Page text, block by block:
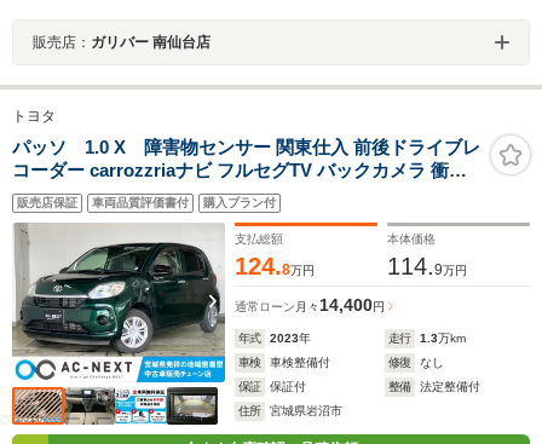
販売店： ガリバー 南仙台店
トヨタ
パッソ 1.0 X 障害物センサー 関東仕入 前後ドライブレ
コーダー carrozzriaナビ フルセグTV バックカメラ 衝突
被害軽減ブレーキ 横滑り防止 HDMI スマートキー オート
ハイビーム ETC オートライト DVD再生
販売店保証 車両品質評価書付 購入プラン付
支払総額
124.8万円
本体価格
114.9万円
通常ローン 月々 14,400円
年式 2023年 走行 1.3万km
車検
車検整備付 修復
なし
保証
保証付 整備
法定整備付
住所
宮城県岩沼市